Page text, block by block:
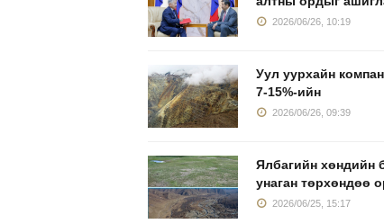
2026/06/26, 10:19
Уул уурхайн
7-15%-ийн
2026/06/26, 09:39
Ялбагийн хөндийн
унаган төрхөндөө
2026/06/25, 15:17